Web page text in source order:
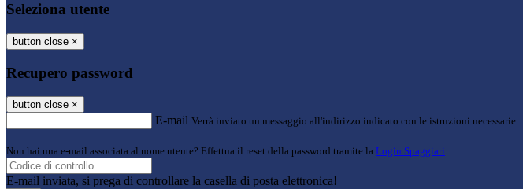
Seleziona utente
button close ×
Recupero password
button close ×
E-mail Verrà inviato un messaggio all'indirizzo indicato con le istruzioni necessarie.
Non hai una e-mail associata al nome utente? Effettua il reset della password tramite la Login Spaggiari
E-mail inviata, si prega di controllare la casella di posta elettronica!